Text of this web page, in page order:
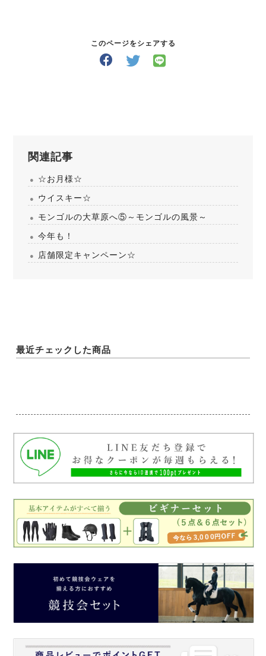
このページをシェアする
関連記事
☆お月様☆
ウイスキー☆
モンゴルの大草原へ⑤～モンゴルの風景～
今年も！
店舗限定キャンペーン☆
最近チェックした商品